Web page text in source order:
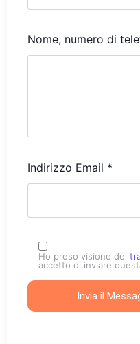
Nome, numero di
Indirizzo Email *
Ho preso visione del
accetto di inviare